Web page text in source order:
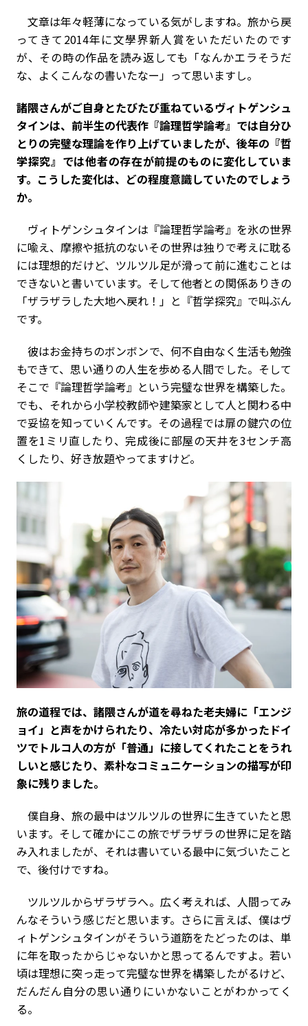
文章は年々軽薄になっている気がしますね。旅から戻
ってきて2014年に文學界新人賞をいただいたのです
が、その時の作品を読み返しても「なんかエラそうだ
な、よくこんなの書いたなー」って思いますし。
――諸隈さんがご自身とたびたび重ねているヴィトゲンシュ
タインは、前半生の代表作『論理哲学論考』では自分ひ
とりの完璧な理論を作り上げていましたが、後年の『哲
学探究』では他者の存在が前提のものに変化していま
す。こうした変化は、どの程度意識していたのでしょう
か。
ヴィトゲンシュタインは『論理哲学論考』を氷の世界
に喩え、摩擦や抵抗のないその世界は独りで考えに耽る
には理想的だけど、ツルツル足が滑って前に進むことは
できないと書いています。そして他者との関係ありきの
「ザラザラした大地へ戻れ！」と『哲学探究』で叫ぶん
です。
彼はお金持ちのボンボンで、何不自由なく生活も勉強
もできて、思い通りの人生を歩める人間でした。そして
そこで『論理哲学論考』という完璧な世界を構築した。
でも、それから小学校教師や建築家として人と関わる中
で妥協を知っていくんです。その過程では扉の鍵穴の位
置を1ミリ直したり、完成後に部屋の天井を3センチ高
くしたり、好き放題やってますけど。
――旅の道程では、諸隈さんが道を尋ねた老夫婦に「エンジ
ョイ」と声をかけられたり、冷たい対応が多かったドイ
ツでトルコ人の方が「普通」に接してくれたことをうれ
しいと感じたり、素朴なコミュニケーションの描写が印
象に残りました。
僕自身、旅の最中はツルツルの世界に生きていたと思
います。そして確かにこの旅でザラザラの世界に足を踏
み入れましたが、それは書いている最中に気づいたこと
で、後付けですね。
ツルツルからザラザラへ。広く考えれば、人間ってみ
んなそういう感じだと思います。さらに言えば、僕はヴ
ィトゲンシュタインがそういう道筋をたどったのは、単
に年を取ったからじゃないかと思ってるんですよ。若い
頃は理想に突っ走って完璧な世界を構築したがるけど、
だんだん自分の思い通りにいかないことがわかってく
る。